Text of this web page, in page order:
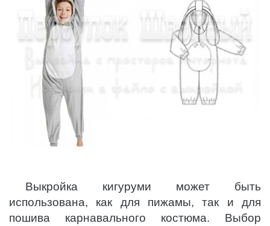
Выкройка кигуруми может быть
использована, как для пижамы, так и для
пошива карнавального костюма. Выбор